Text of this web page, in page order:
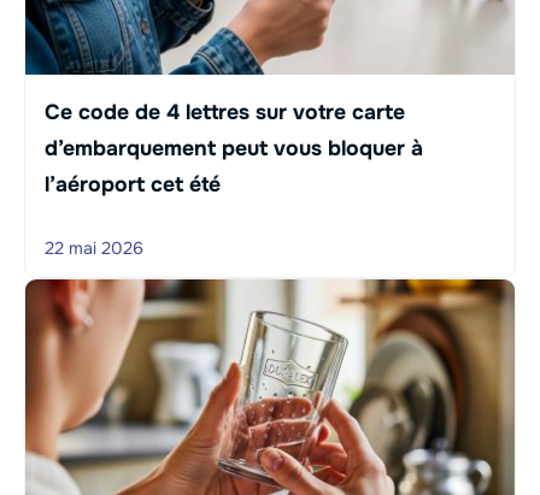
Ce code de 4 lettres sur votre carte
d’embarquement peut vous bloquer à
l’aéroport cet été
22 mai 2026